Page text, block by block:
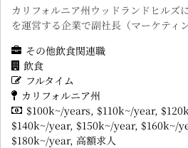
カリフォルニア州ウッドランドヒルズ
を運営する企業で副社長（マーケティ
その他飲食関連職
飲食
フルタイム
カリフォルニア州
$100k~/years $110k~/year
$140k~/year $150k~/year $160k~/
$180k~/year 高額求人